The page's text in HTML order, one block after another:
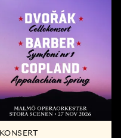
KONSERT